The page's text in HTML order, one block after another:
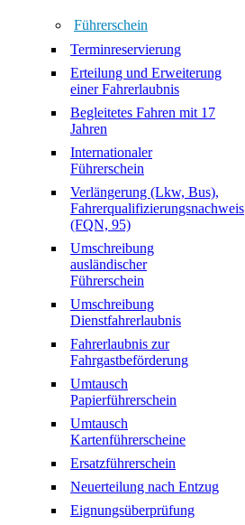
Führerschein
Terminreservierung
Erteilung und Erweiterung
einer Fahrerlaubnis
Begleitetes Fahren mit 17
Jahren
Internationaler
Führerschein
Verlängerung (Lkw, Bus),
Fahrerqualifizierungsnachweis
(FQN, 95)
Umschreibung
ausländischer
Führerschein
Umschreibung
Dienstfahrerlaubnis
Fahrerlaubnis zur
Fahrgastbeförderung
Umtausch
Papierführerschein
Umtausch
Kartenführerscheine
Ersatzführerschein
Neuerteilung nach Entzug
Eignungsüberprüfung